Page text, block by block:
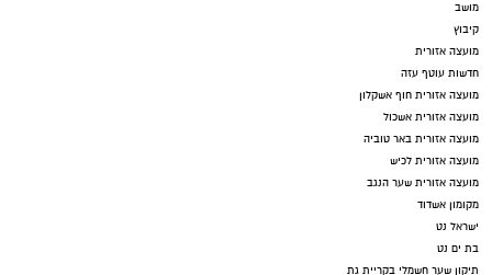
מושב
קיבוץ
מועצה אזורית
חדשות עוטף עזה
מועצה אזורית חוף אשקלון
מועצה אזורית אשכול
מועצה אזורית באר טוביה
מועצה אזורית לכיש
מועצה אזורית שער הנגב
מקומון אשדוד
ישראל נט
בת ים נט
תיקון שער חשמלי בקריית גת